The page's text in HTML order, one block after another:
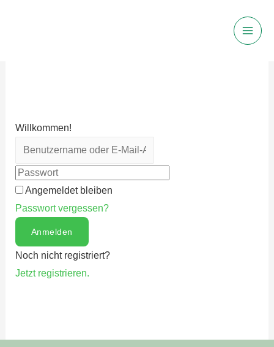
Main
Willkommen!
Angemeldet bleiben
Passwort vergessen?
Anmelden
Noch nicht registriert?
Jetzt registrieren.